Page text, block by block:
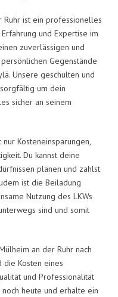
Ruhr ist ein professionelles
und Expertise im
zuverlässigen und
Gegenstände
Unsere geschulten und
um dein
sicher an seinem
Kosteneinsparungen,
Du kannst deine
planen und zahlst
ist die Beiladung
Nutzung des LKWs
sind und somit
an der Ruhr nach
die Kosten eines
und Professionalität
heute und erhalte ein